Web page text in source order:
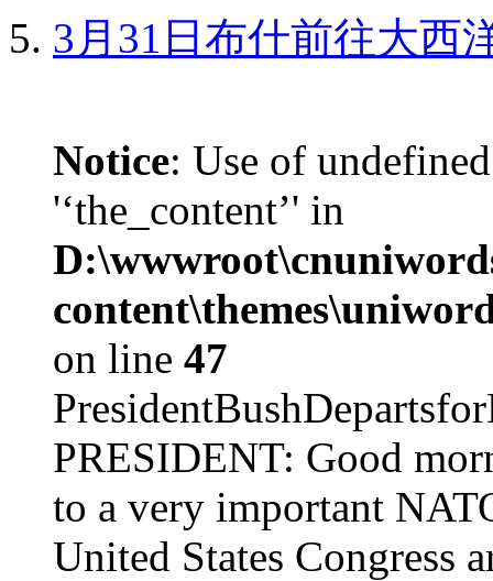
3月31日布什前往大西
Notice: Use of
'‘the_content’' in
on line 47
PRESIDENT: Good
to a very important
United States Congress